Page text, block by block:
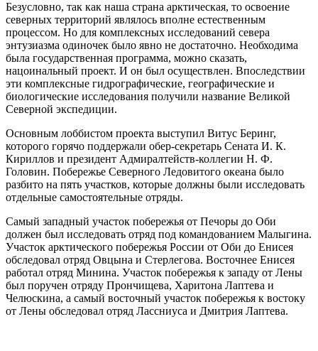
Безусловно, так как наша страна арктическая, то освоение
северных территорий являлось вполне естественным
процессом. Но для комплексных исследований севера
энтузиазма одиночек было явно не достаточно. Необходима
была государственная программа, можно сказать,
нацоинальный проект. И он был осуществлен. Впоследствии
эти комплексные гидрографические, географические и
биологические исследования получили название Великой
Северной экспедиции.
Основным лоббистом проекта выступил Витус Беринг,
которого горячо поддержали обер-секретарь Сената И. К.
Кириллов и президент Адмиралтейств-коллегии Н. Ф.
Головин. Побережье Северного Ледовитого океана было
разбито на пять участков, которые должны были исследовать
отдельные самостоятельные отряды.
Самый западный участок побережья от Печоры до Оби
должен был исследовать отряд под командованием Малыгина.
Участок арктического побережья России от Оби до Енисея
обследовал отряд Овцына и Стерлегова. Восточнее Енисея
работал отряд Минина. Участок побережья к западу от Лены
был поручен отряду Прончищева, Харитона Лаптева и
Челюскина, а самый восточный участок побережья к востоку
от Лены обследовал отряд Лассниуса и Дмитрия Лаптева.